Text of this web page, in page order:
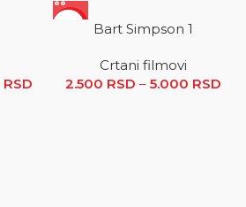
RSD
Raspon cena: od 2.500 RSD
Bart Simpson 1
Crtani filmovi
2.500 RSD – 5.000 RSD